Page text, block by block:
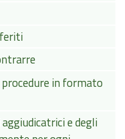
in formato
e degli